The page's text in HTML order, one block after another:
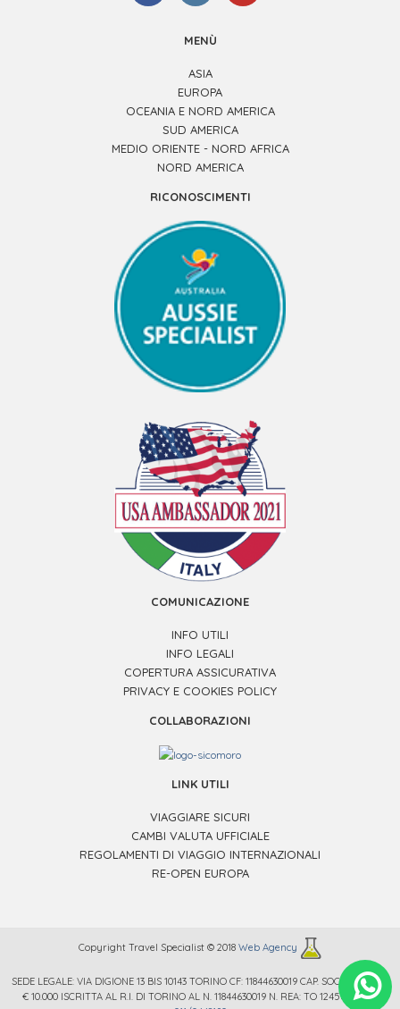
MENÙ
ASIA
EUROPA
OCEANIA E NORD AMERICA
SUD AMERICA
MEDIO ORIENTE - NORD AFRICA
NORD AMERICA
RICONOSCIMENTI
COMUNICAZIONE
INFO UTILI
INFO LEGALI
COPERTURA ASSICURATIVA
PRIVACY E COOKIES POLICY
COLLABORAZIONI
LINK UTILI
VIAGGIARE SICURI
CAMBI VALUTA UFFICIALE
REGOLAMENTI DI VIAGGIO INTERNAZIONALI
RE-OPEN EUROPA
Copyright Travel Specialist © 2018 Web Agency
SEDE LEGALE: VIA DIGIONE 13 BIS 10143 TORINO CF: 11844630019 CAP. SOC. € 12.000 /
€ 10.000 ISCRITTA AL R.I. DI TORINO AL N. 11844630019 N. REA: TO 1245669 TEL.